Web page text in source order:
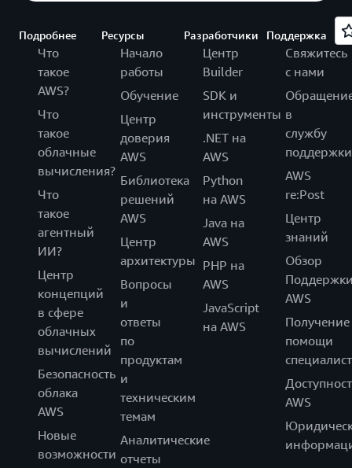
Подробнее
Что
такое
AWS?
Что
такое
облачные
вычисления?
Что
такое
агентный
ИИ?
Центр
концепций
в сфере
облачных
вычислений
Безопасность
облака
AWS
Новые
возможности
Ресурсы
Начало
работы
Обучение
Центр
доверия
AWS
Библиотека
решений
AWS
Центр
архитектуры
Вопросы
и
ответы
по
продуктам
и
техническим
темам
Аналитические
отчеты
Разработчики
Центр
Builder
SDK и
инструменты
.NET на
AWS
Python
на AWS
Java на
AWS
PHP на
AWS
JavaScript
на AWS
Поддержка
Свяжитесь
с нами
в
службу
поддержки
AWS
re:Post
Центр
знаний
Обзор
AWS
Получение
помощи
AWS